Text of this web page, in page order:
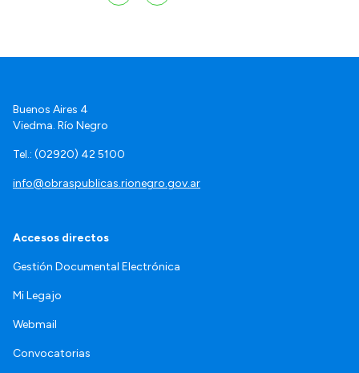
Buenos Aires 4
Viedma. Río Negro
Tel.: (02920) 42 5100
info@obraspublicas.rionegro.gov.ar
Accesos directos
Gestión Documental Electrónica
Mi Legajo
Webmail
Convocatorias